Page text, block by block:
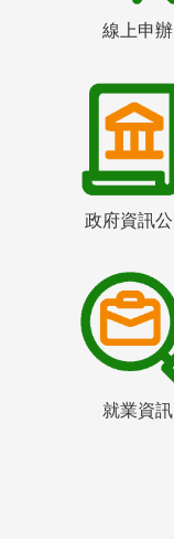
線上申辦
政府資訊
就業資訊